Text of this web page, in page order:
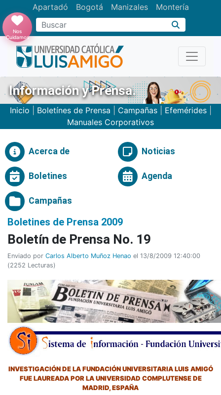
Apartadó Bogotá Manizales Montería
Buscar
Nos
Cuidamos
Información y Prensa.
Inicio Boletínes de Prensa Campañas| Efemérides|
Manuales Corporativos
Acerca de Noticias
Boletines Agenda
Campañas
Boletines de Prensa 2009
Boletín de Prensa No. 19
Enviado por Carlos Alberto Muñoz Henao el 13/8/2009 12:40:00
(2252 Lecturas)
INVESTIGACIÓN DE LA FUNDACIÓN UNIVERSITARIA LUIS AMIGÓ
FUE LAUREADA POR LA UNIVERSIDAD COMPLUTENSE DE
MADRID, ESPAÑA